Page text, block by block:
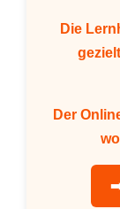
Die
Der